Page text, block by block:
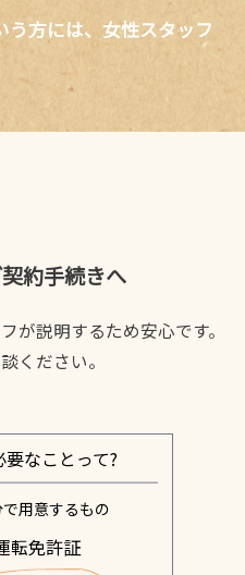
う方には、女性スタッフ
約手続きへ
が説明するため安心です。
ください。
要なことって?
で用意するもの
転免許証﻿